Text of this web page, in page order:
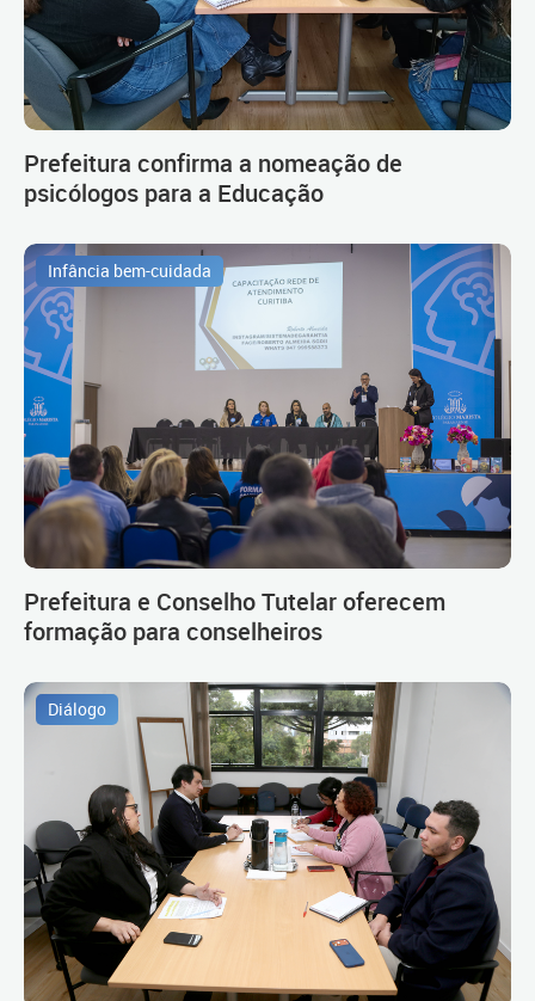
Prefeitura confirma a nomeação de
psicólogos para a Educação
Infância bem-cuidada
Prefeitura e Conselho Tutelar oferecem
formação para conselheiros
Diálogo